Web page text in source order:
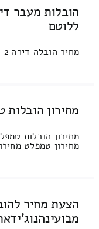
ללוטם
מחיר הובלה דירה 2 חדרים מבת ים ← [...]
מחירון הובלות
מחירון הובלות
מחירון טמפלט
הצעת מחיר